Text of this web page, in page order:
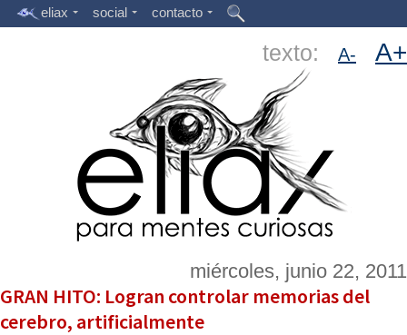
eliax social contacto
texto: A- A+
miércoles, junio 22, 2011
GRAN HITO: Logran controlar memorias del
cerebro, artificialmente